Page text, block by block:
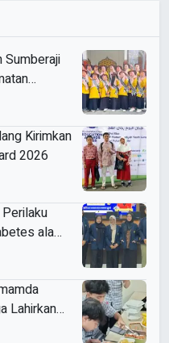
Sumberaji
Kirimkan
2026
ala
Lahirkan